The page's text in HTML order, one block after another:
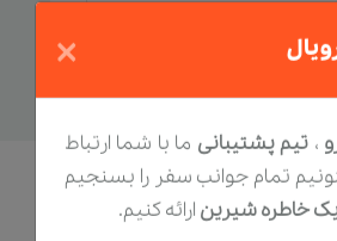
×
، تیم پشتیبانی ما با شما ارتباط
تمام جوانب سفر را بسنجیم
خاطره شیرین ارائه کنیم.